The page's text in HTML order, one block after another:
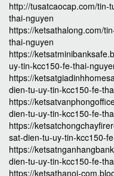
http://tusatcaocap.com/tin-
thai-nguyen
https://ketsathalong.com/
thai-nguyen
https://
uy-tin-kcc150-fe-thai-
https://
dien-tu-uy-tin-kcc150-fe-
https://
dien-tu-uy-tin-kcc150-fe-
https://
sat-dien-tu-uy-tin-kcc150-
https://
dien-tu-uy-tin-kcc150-fe-
https://ketsathanoi-